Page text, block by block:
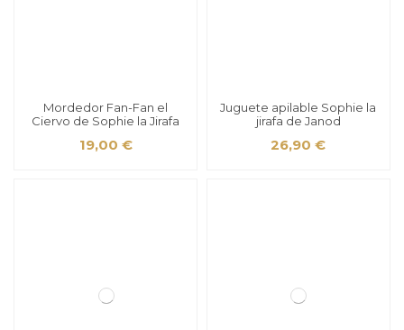
Mordedor Fan-Fan el
Ciervo de Sophie la Jirafa
19,00 €
Juguete apilable Sophie la
jirafa de Janod
26,90 €